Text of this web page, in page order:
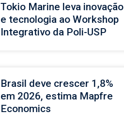
Tokio Marine leva inovação
e tecnologia ao Workshop
Integrativo da Poli-USP
Brasil deve crescer 1,8%
em 2026, estima Mapfre
Economics